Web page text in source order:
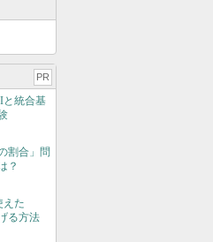
PR
統合基
割合」問
？
えた
る方法